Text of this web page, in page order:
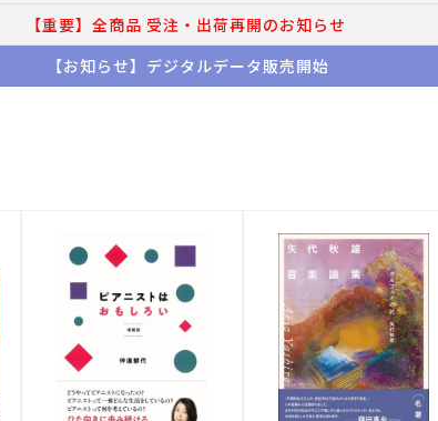
【重要】全商品 受注・出荷再開のお知らせ
【お知らせ】デジタルデータ販売開始